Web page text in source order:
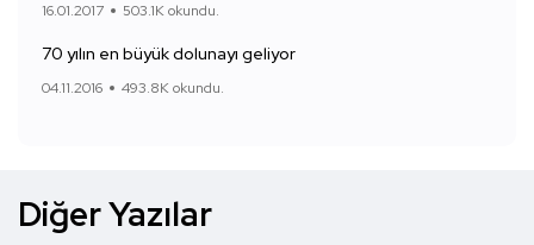
16.01.2017 503.1K okundu.
70 yılın en büyük dolunayı geliyor
04.11.2016 493.8K okundu.
Diğer Yazılar